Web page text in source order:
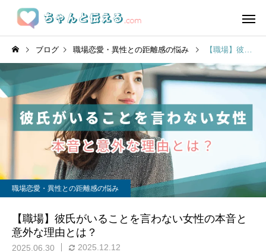
ブログ 職場恋愛・異性との距離感の悩み 【職場】彼氏がいることを言わない女性の本音と意外な理由とは？
職場恋愛・異性との距離感の悩み
【職場】彼氏がいることを言わない女性の本音と
意外な理由とは？
2025.06.30 2025.12.12